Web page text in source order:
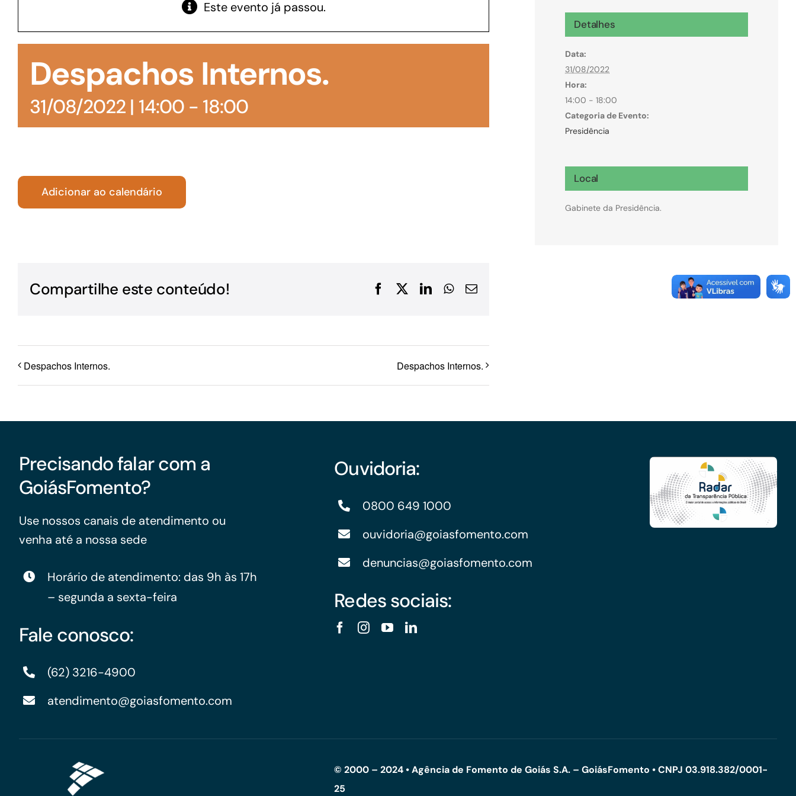
manutenção de estoques e despesas operacionais
Microcrédito
Para MEI, microempresas e pessoas físicas
(feirantes e transportes)
Para os negócios voltados aos serviços do setor de
turismo
Financiamentos com recursos do BNDES, Fungetur,
Conheça as demais linhas de crédito da
Este evento já passou.
Despachos Internos.
31/08/2022 | 14:00- 18:00
Adicionar ao calendário
Compartilhe este conteúdo! FacebookLinkedInWhatsApp
E-
Despachos Internos. Despachos Internos.
Detalhes
Data:
31/08/2022
Hora:
14:00 - 18:00
Categoria de Evento:
Presidência
Local
Gabinete da Presidência.
Precisando falar com a
GoiásFomento?
Use nossos canais de atendimento ou
venha até a nossa sede
Horário de atendimento: das 9h às 17h
– segunda a sexta-feira
Fale conosco:
(62) 3216-4900
atendimento@goiasfomento.com
Ouvidoria:
0800 649 1000
ouvidoria@goiasfomento.com
denuncias@goiasfomento.com
Redes sociais:
© 2000 – 2024 • Agência de Fomento de Goiás S.A. – GoiásFomento • CNPJ 03.918.382/0001-
25